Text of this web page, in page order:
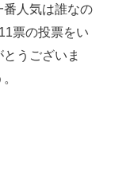
番人気は誰なの
票の投票をい
うございま